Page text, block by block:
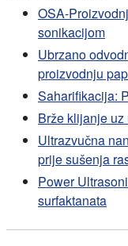
OSA-
sonikacijom
Ubrzano
proizvodnju
Saharifikacija:
Brže klijanje uz
Ultrazvučna
prije sušenja
Power
surfaktanata